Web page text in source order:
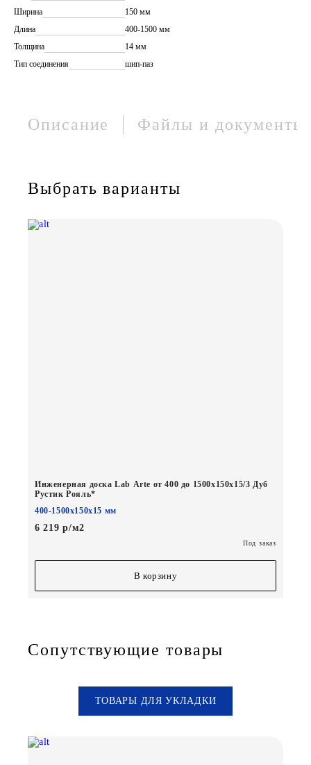
Ширина
150 мм
Длина
400-1500 мм
Толщина
14 мм
Тип соединения
шип-паз
Описание Файлы и документы
Выбрать варианты
Инженерная доска Lab Arte от 400 до 1500х150х15/3 Дуб
Рустик Рояль*
400-1500х150х15 мм
6 219 р/м2
Под заказ
В корзину
Сопутствующие товары
ТОВАРЫ ДЛЯ УКЛАДКИ